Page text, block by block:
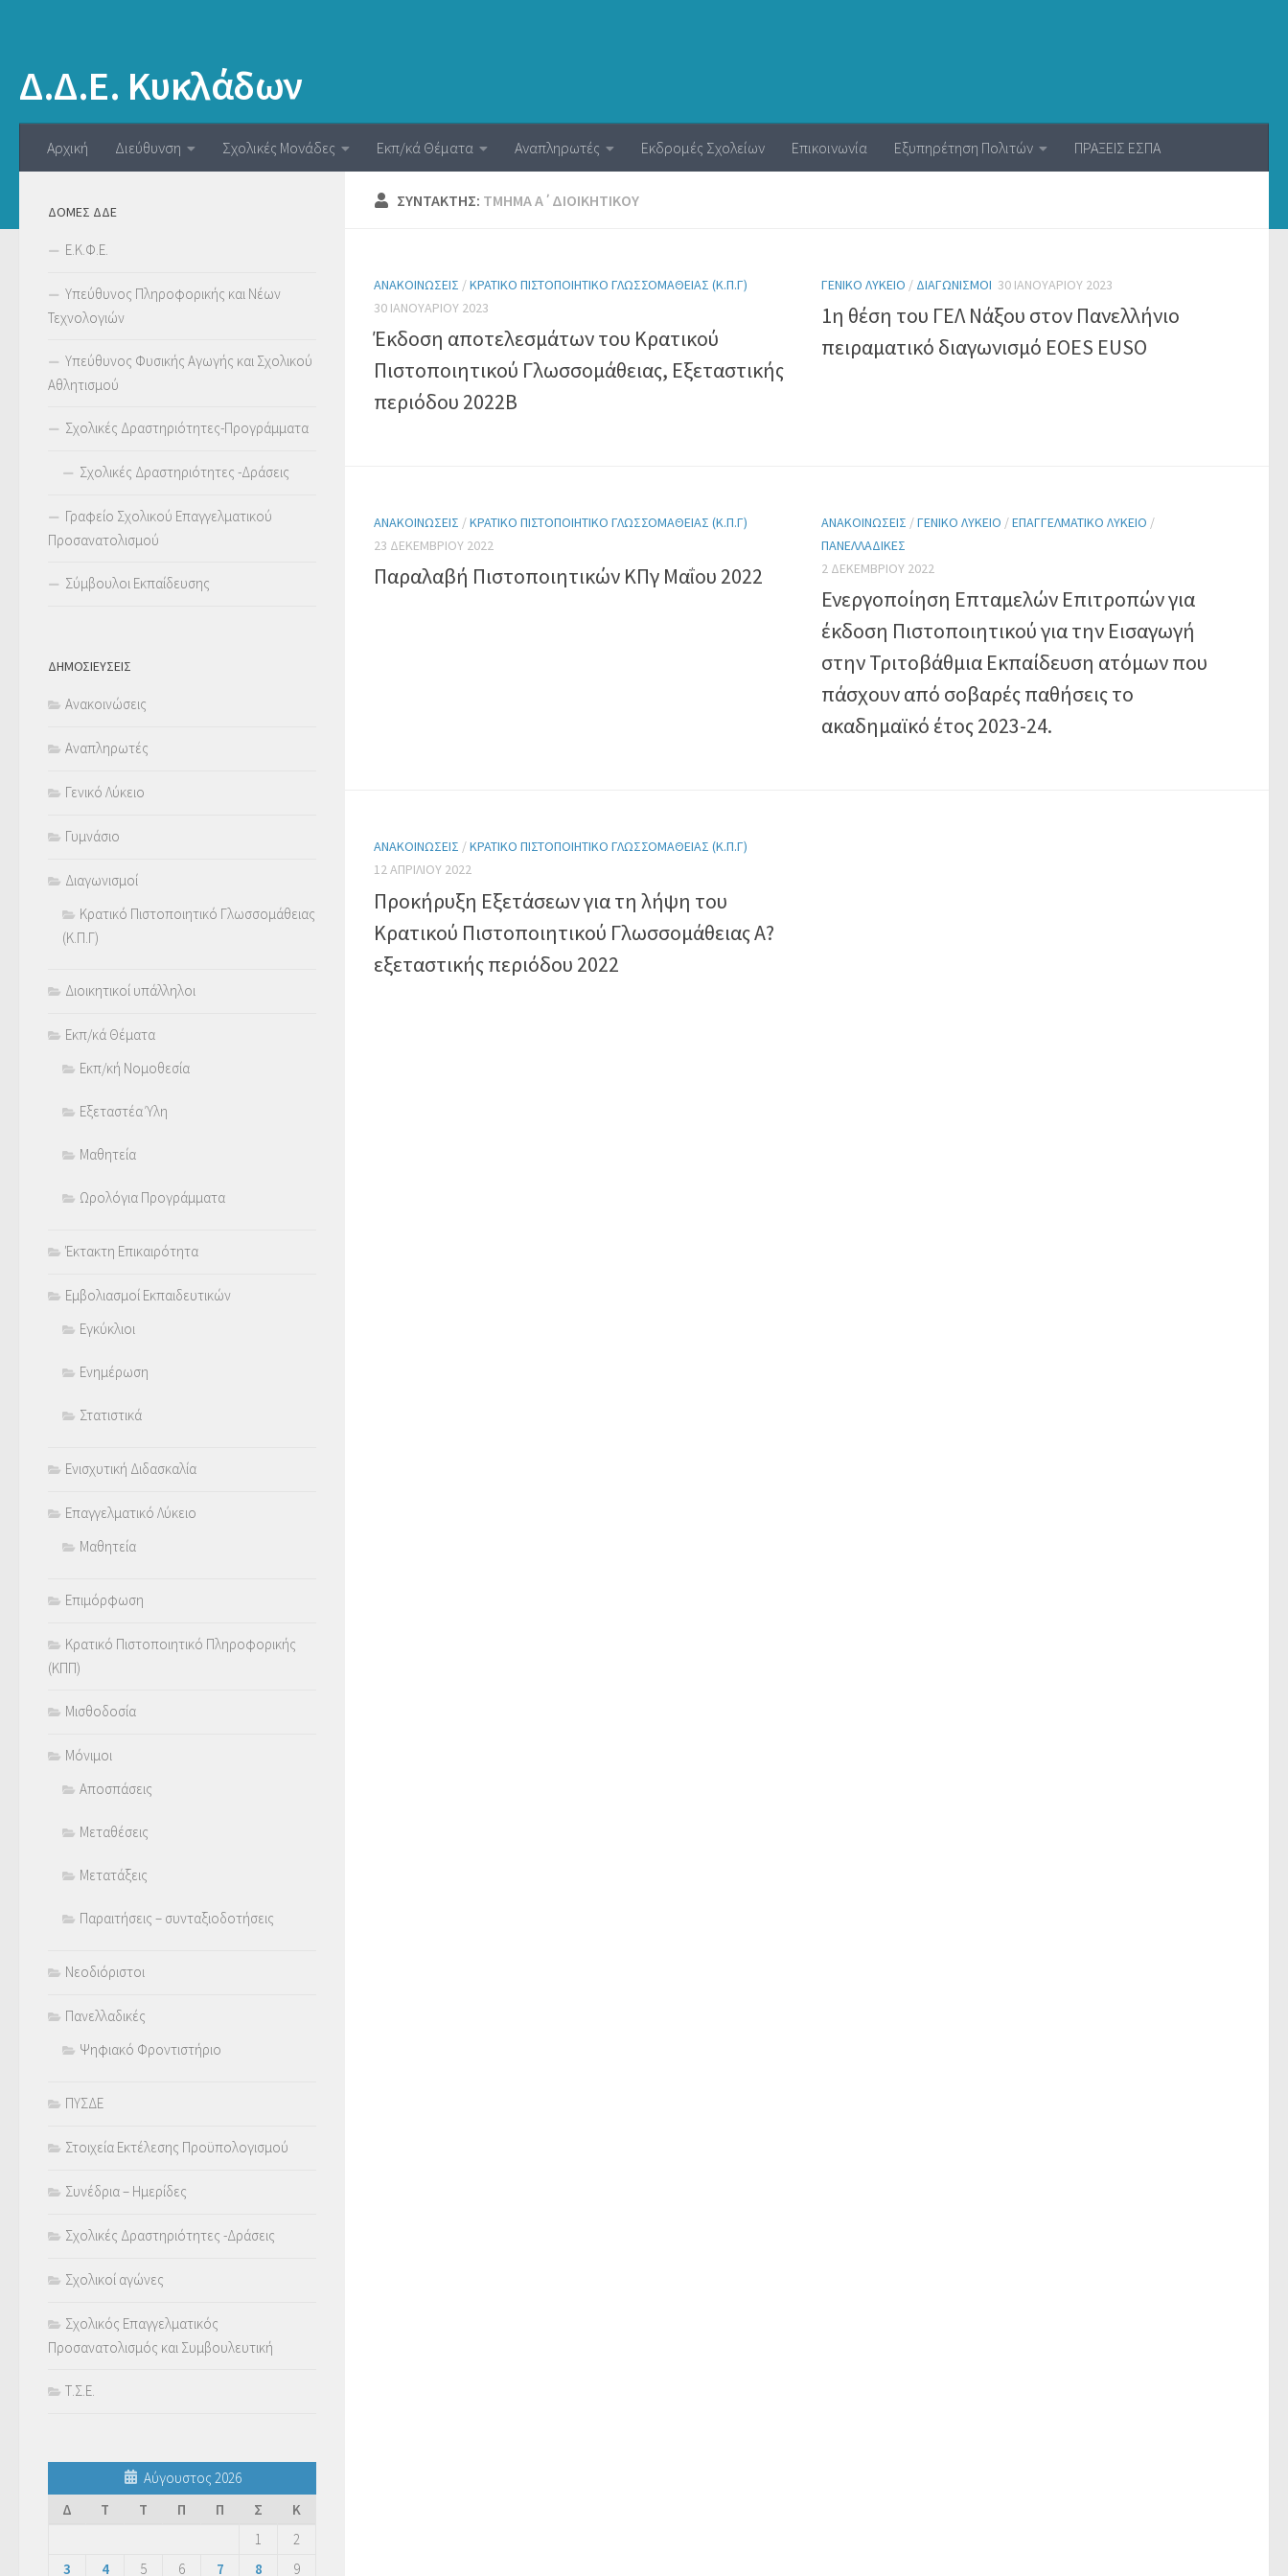
Δ.Δ.Ε. Κυκλάδων
Αρχική Διεύθυνση Σχολικές Μονάδες Εκπ/κά Θέματα Αναπληρωτές Εκδρομές Σχολείων Επικοινωνία Εξυπηρέτηση Πολιτών ΠΡΑΞΕΙΣ ΕΣΠΑ
ΣΥΝΤΆΚΤΗΣ: ΤΜΗΜΑ Α΄ΔΙΟΙΚΗΤΙΚΟΥ
ΑΝΑΚΟΙΝΏΣΕΙΣ /ΚΡΑΤΙΚΌ ΠΙΣΤΟΠΟΙΗΤΙΚΌ ΓΛΩΣΣΟΜΆΘΕΙΑΣ (Κ.Π.Γ)
30 ΙΑΝΟΥΑΡΊΟΥ 2023
Έκδοση αποτελεσμάτων του Κρατικού
Πιστοποιητικού Γλωσσομάθειας, Εξεταστικής
περιόδου 2022Β
ΓΕΝΙΚΌ ΛΎΚΕΙΟ / ΔΙΑΓΩΝΙΣΜΟΊ 30 ΙΑΝΟΥΑΡΊΟΥ 2023
1η θέση του ΓΕΛ Νάξου στον Πανελλήνιο
πειραματικό διαγωνισμό EOES EUSO
ΑΝΑΚΟΙΝΏΣΕΙΣ /ΚΡΑΤΙΚΌ ΠΙΣΤΟΠΟΙΗΤΙΚΌ ΓΛΩΣΣΟΜΆΘΕΙΑΣ (Κ.Π.Γ)
23 ΔΕΚΕΜΒΡΊΟΥ 2022
Παραλαβή Πιστοποιητικών ΚΠγ Μαΐου 2022
ΑΝΑΚΟΙΝΏΣΕΙΣ /ΓΕΝΙΚΌ ΛΎΚΕΙΟ /ΕΠΑΓΓΕΛΜΑΤΙΚΌ ΛΎΚΕΙΟ /
ΠΑΝΕΛΛΑΔΙΚΈΣ
2 ΔΕΚΕΜΒΡΊΟΥ 2022
Ενεργοποίηση Επταμελών Επιτροπών για
έκδοση Πιστοποιητικού για την Εισαγωγή
στην Τριτοβάθμια Εκπαίδευση ατόμων που
πάσχουν από σοβαρές παθήσεις το
ακαδημαϊκό έτος 2023-24.
ΑΝΑΚΟΙΝΏΣΕΙΣ /ΚΡΑΤΙΚΌ ΠΙΣΤΟΠΟΙΗΤΙΚΌ ΓΛΩΣΣΟΜΆΘΕΙΑΣ (Κ.Π.Γ)
12 ΑΠΡΙΛΊΟΥ 2022
Προκήρυξη Εξετάσεων για τη λήψη του
Κρατικού Πιστοποιητικού Γλωσσομάθειας Α?
εξεταστικής περιόδου 2022
ΔΟΜΕΣ ΔΔΕ
Ε.Κ.Φ.Ε.
Υπεύθυνος Πληροφορικής και Νέων
Τεχνολογιών
Υπεύθυνος Φυσικής Αγωγής και Σχολικού
Αθλητισμού
Σχολικές Δραστηριότητες-Προγράμματα
Σχολικές Δραστηριότητες -Δράσεις
Γραφείο Σχολικού Επαγγελματικού
Προσανατολισμού
Σύμβουλοι Εκπαίδευσης
ΔΗΜΟΣΙΕΥΣΕΙΣ
Ανακοινώσεις
Αναπληρωτές
Γενικό Λύκειο
Γυμνάσιο
Διαγωνισμοί
Κρατικό Πιστοποιητικό Γλωσσομάθειας
(Κ.Π.Γ)
Διοικητικοί υπάλληλοι
Εκπ/κά Θέματα
Εκπ/κή Νομοθεσία
Εξεταστέα Ύλη
Μαθητεία
Ωρολόγια Προγράμματα
Έκτακτη Επικαιρότητα
Εμβολιασμοί Εκπαιδευτικών
Εγκύκλιοι
Ενημέρωση
Στατιστικά
Ενισχυτική Διδασκαλία
Επαγγελματικό Λύκειο
Μαθητεία
Επιμόρφωση
Κρατικό Πιστοποιητικό Πληροφορικής
(ΚΠΠ)
Μισθοδοσία
Μόνιμοι
Αποσπάσεις
Μεταθέσεις
Μετατάξεις
Παραιτήσεις – συνταξιοδοτήσεις
Νεοδιόριστοι
Πανελλαδικές
Ψηφιακό Φροντιστήριο
ΠΥΣΔΕ
Στοιχεία Εκτέλεσης Προϋπολογισμού
Συνέδρια – Ημερίδες
Σχολικές Δραστηριότητες -Δράσεις
Σχολικοί αγώνες
Σχολικός Επαγγελματικός
Προσανατολισμός και Συμβουλευτική
Τ.Σ.Ε.
Αύγουστος 2026
Δ
Τ Τ Π Π Σ
Κ
1
2
3
4 5 6 7 8 9